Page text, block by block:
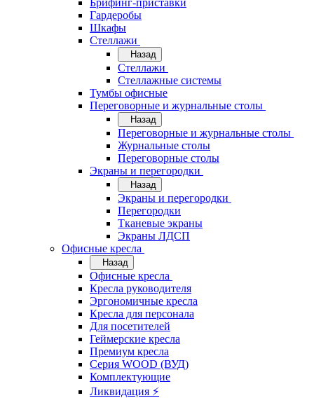
Брифинг-приставки
Гардеробы
Шкафы
Стеллажи
Назад
Стеллажи
Стеллажные системы
Тумбы офисные
Переговорные и журнальные столы
Назад
Переговорные и журнальные столы
Журнальные столы
Переговорные столы
Экраны и перегородки
Назад
Экраны и перегородки
Перегородки
Тканевые экраны
Экраны ЛДСП
Офисные кресла
Назад
Офисные кресла
Кресла руководителя
Эргономичные кресла
Кресла для персонала
Для посетителей
Геймерские кресла
Премиум кресла
Серия WOOD (ВУД)
Комплектующие
Ликвидация ⚡